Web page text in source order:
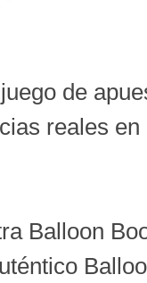
de
reales
Balloon